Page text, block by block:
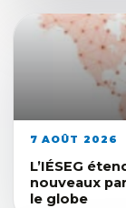
7 AOÛT 2026
L’IÉSEG
nouveaux
le globe